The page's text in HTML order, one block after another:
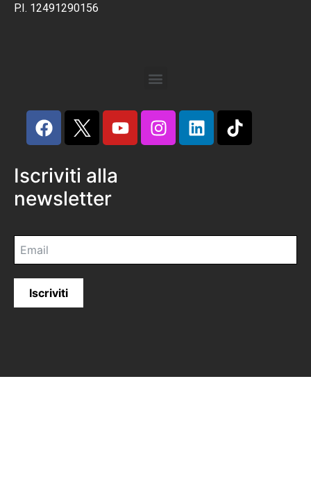
P.I. 12491290156
Iscriviti alla
newsletter
Iscriviti